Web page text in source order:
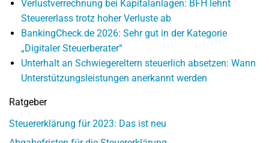
Verlustverrechnung bei Kapitalanlagen: BFH lehnt
Steuererlass trotz hoher Verluste ab
BankingCheck.de 2026: Sehr gut in der Kategorie
„Digitaler Steuerberater“
Unterhalt an Schwiegereltern steuerlich absetzen: Wann
Unterstützungsleistungen anerkannt werden
Ratgeber
Steuererklärung für 2023: Das ist neu